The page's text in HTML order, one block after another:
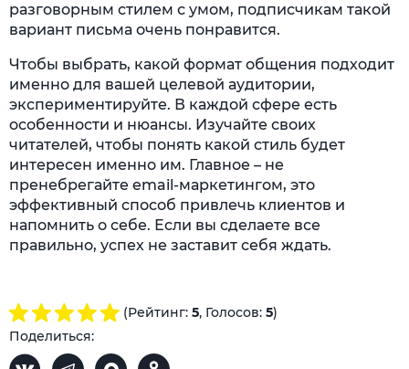
разговорным стилем с умом, подписчикам такой
вариант письма очень понравится.
Чтобы выбрать, какой формат общения подходит
именно для вашей целевой аудитории,
экспериментируйте. В каждой сфере есть
особенности и нюансы. Изучайте своих
читателей, чтобы понять какой стиль будет
интересен именно им. Главное – не
пренебрегайте email-маркетингом, это
эффективный способ привлечь клиентов и
напомнить о себе. Если вы сделаете все
правильно, успех не заставит себя ждать.
(Рейтинг: 5, Голосов: 5)
Поделиться: